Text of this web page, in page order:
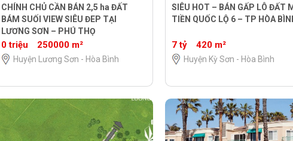
CHÍNH CHỦ CẦN BÁN 2,5 ha ĐẤT
BÁM SUỐI VIEW SIÊU ĐEP TẠI
LƯƠNG SƠN – PHÚ THỌ
0 triệu 250000 m²
Huyện Lương Sơn - Hòa Bình
SIÊU HOT – BÁN GẤP LÔ ĐẤT
TIỀN QUỐC LỘ 6 – TP HÒA
7 tỷ 420 m²
Huyện Kỳ Sơn - Hòa Bình